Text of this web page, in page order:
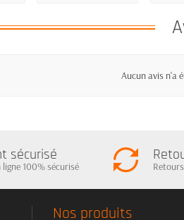
Aucun avis n'a
sécurisé
ligne 100% sécurisé
Nos produits